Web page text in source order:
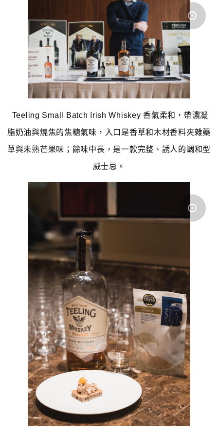
Teeling Small Batch Irish Whiskey 香氣柔和，帶濃凝
脂奶油與燒焦的焦糖氣味，入口是香草和木材香料夾雜藥
草與未熟芒果味；餘味中長，是一款完整、誘人的調和型
威士忌。